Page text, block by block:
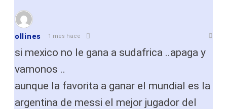
ollines 1 mes hace
si mexico no le gana a sudafrica ..apaga y
vamonos ..
aunque la favorita a ganar el mundial es la
argentina de messi el mejor jugador del